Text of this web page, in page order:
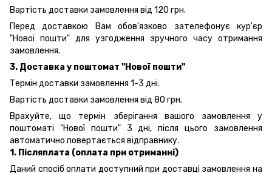
Вартість доставки замовлення від 120 грн.
Перед доставкою Вам обов'язково зателефонує кур'єр
"Нової пошти" для узгодження зручного часу отримання
замовлення.
3. Доставка у поштомат "Нової пошти"
Термін доставки замовлення 1-3 дні.
Вартість доставки замовлення від 80 грн.
Врахуйте, що термін зберігання вашого замовлення у
поштоматі "Нової пошти" 3 дні, після цього замовлення
автоматично повертається відправнику.
1. Післяплата (оплата при отриманні)
Даний спосіб оплати доступний при доставці замовлення на